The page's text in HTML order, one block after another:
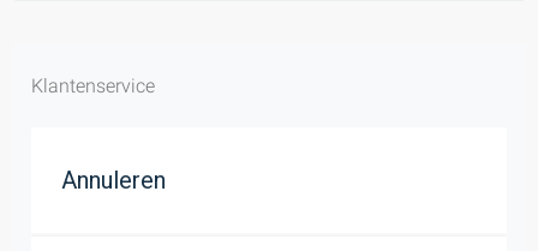
Klantenservice
Annuleren